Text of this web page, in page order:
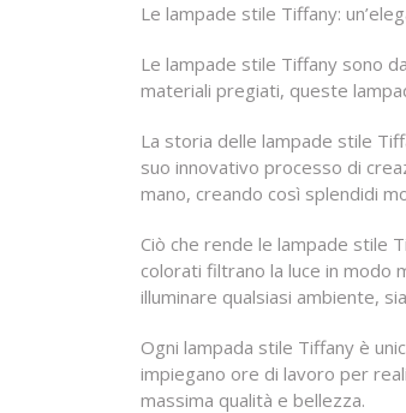
Le lampade stile Tiffany:
Le lampade stile Tiffany sono
materiali pregiati, queste
La storia delle lampade stile
suo innovativo processo di
mano, creando così splendidi
Ciò che rende le lampade stile
colorati filtrano la luce in modo
illuminare qualsiasi ambiente,
Ogni lampada stile Tiffany è
impiegano ore di lavoro per
massima qualità e bellezza.